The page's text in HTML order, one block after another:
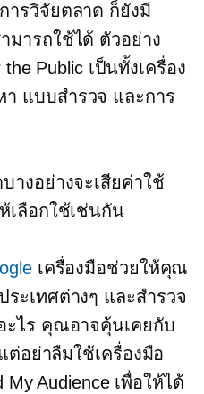
ารวิจัยตลาด ก็ยังมี
มารถใช้ได้ ตัวอย่าง
Public เป็นทั้งเครื่อง
แบบสำรวจ และการ
างอย่างจะเสียค่าใช้
เลือกใช้เช่นกัน
เครื่องมือช่วยให้คุณ
ะเทศต่างๆ และสำรวจ
ะไร คุณอาจคุ้นเคยกับ
ต่อย่าลืมใช้เครื่องมือ
Audience เพื่อให้ได้